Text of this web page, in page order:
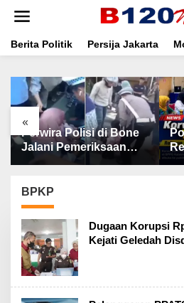
t
Berita Politik Persija Jakarta
«
Polemik Pemecatan
Relawan Memanas,
Korwil BGN Takalar
Rekaman CCTV
BPKP
Dugaan Korupsi
Kejati Geledah